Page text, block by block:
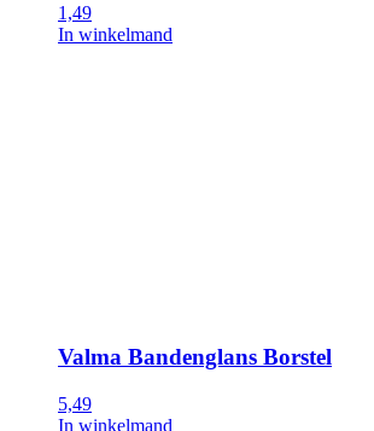
1,49
In winkelmand
Valma Bandenglans Borstel
5,49
In winkelmand